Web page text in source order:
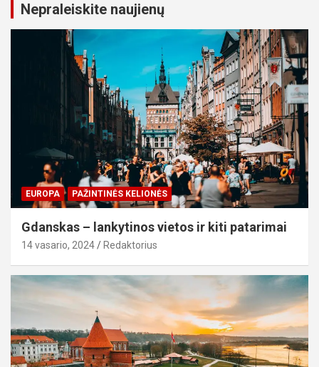
Nepraleiskite naujienų
EUROPA PAŽINTINĖS KELIONĖS
Gdanskas – lankytinos vietos ir kiti patarimai
14 vasario, 2024 Redaktorius